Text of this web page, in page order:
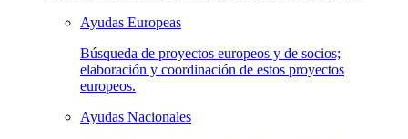
Ayudas Europeas
Búsqueda de proyectos europeos y de socios;
elaboración y coordinación de estos proyectos
europeos.
Ayudas Nacionales